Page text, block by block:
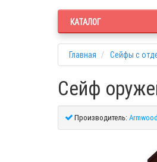
КАТАЛОГ
Главная Сейфы с
Сейф
Производитель:Armwood